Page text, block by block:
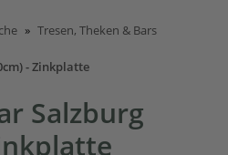
Tresen, Theken & Bars
- Zinkplatte
Salzburg